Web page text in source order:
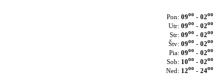
Pon: 09oo- 02oo
Utr: 09oo- 02oo
Str: 09oo- 02oo
Štv: 09oo- 02oo
Pia: 09oo- 02oo
Sob: 10oo- 02oo
Ned: 12oo- 24oo